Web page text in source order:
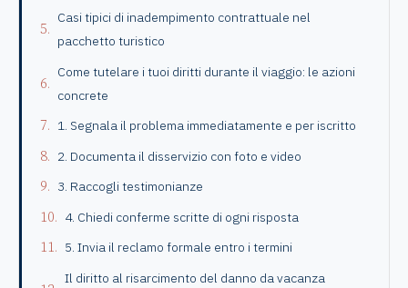
Casi tipici di inadempimento contrattuale nel
pacchetto turistico
Come tutelare i tuoi diritti durante il viaggio: le azioni
concrete
1. Segnala il problema immediatamente e per iscritto
2. Documenta il disservizio con foto e video
3. Raccogli testimonianze
4. Chiedi conferme scritte di ogni risposta
5. Invia il reclamo formale entro i termini
Il diritto al risarcimento del danno da vacanza